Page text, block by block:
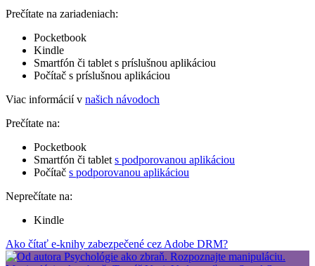
Prečítate na zariadeniach:
Pocketbook
Kindle
Smartfón či tablet s príslušnou aplikáciou
Počítač s príslušnou aplikáciou
Viac informácií v našich návodoch
Prečítate na:
Pocketbook
Smartfón či tablet s podporovanou aplikáciou
Počítač s podporovanou aplikáciou
Neprečítate na:
Kindle
Ako čítať e-knihy zabezpečené cez Adobe DRM?